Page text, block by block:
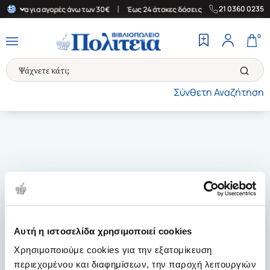
Αυτή η ιστοσελίδα χρησιμοποιεί cookies
Χρησιμοποιούμε cookies για την εξατομίκευση
περιεχομένου και διαφημίσεων, την παροχή λειτουργιών
για αγορές άνω των 30€ Έως 24 άτοκες δόσεις | Δωρεάν
21 0360 0235
Σύνθετη Αναζήτηση
0